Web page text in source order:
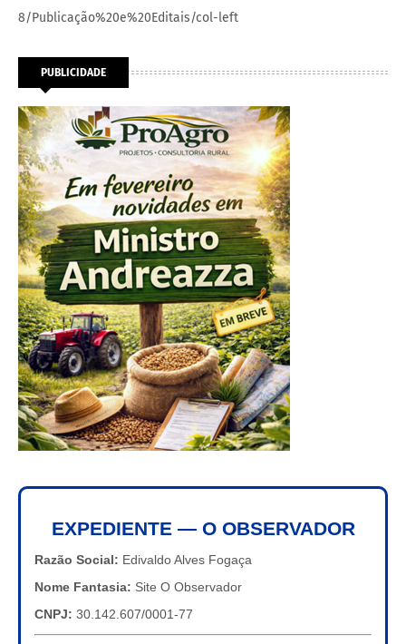
8/Publicação%20e%20Editais/col-left
PUBLICIDADE
EXPEDIENTE — O OBSERVADOR
Razão Social: Edivaldo Alves Fogaça
Nome Fantasia: Site O Observador
CNPJ: 30.142.607/0001-77